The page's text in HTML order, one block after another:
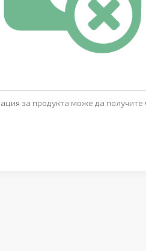
за продукта може да получите